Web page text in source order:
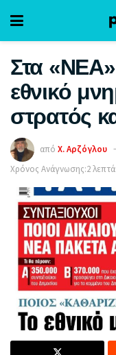
Στα
εθνικό
στρατός
από Χ. Αρζόγλου
Χρόνος Ανάγνωσης:2